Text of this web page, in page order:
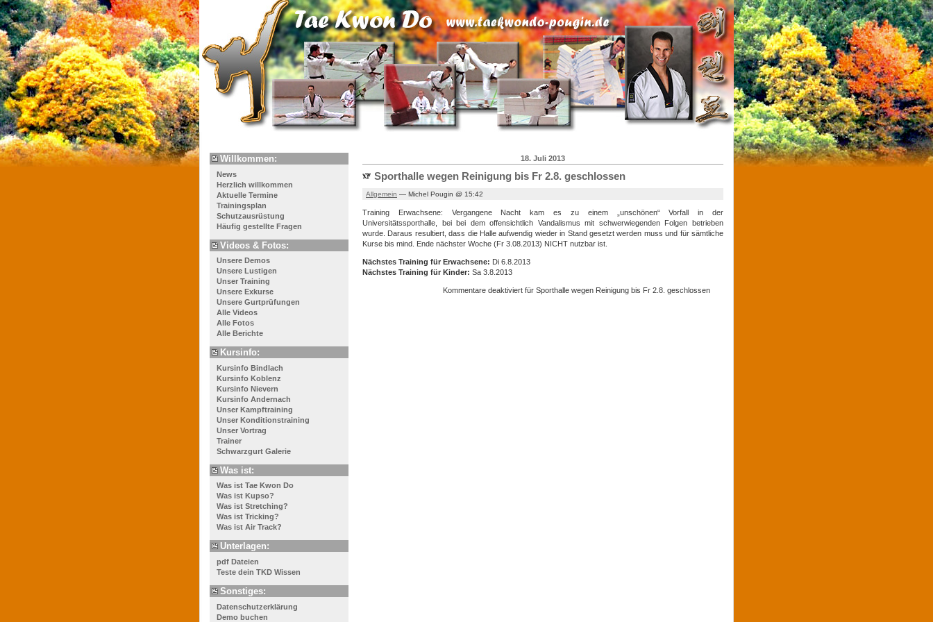
Willkommen:
News
Herzlich willkommen
Aktuelle Termine
Trainingsplan
Schutzausrüstung
Häufig gestellte Fragen
Videos & Fotos:
Unsere Demos
Unsere Lustigen
Unser Training
Unsere Exkurse
Unsere Gurtprüfungen
Alle Videos
Alle Fotos
Alle Berichte
Kursinfo:
Kursinfo Bindlach
Kursinfo Koblenz
Kursinfo Nievern
Kursinfo Andernach
Unser Kampftraining
Unser Konditionstraining
Unser Vortrag
Trainer
Schwarzgurt Galerie
Was ist:
Was ist Tae Kwon Do
Was ist Kupso?
Was ist Stretching?
Was ist Tricking?
Was ist Air Track?
Unterlagen:
pdf Dateien
Teste dein TKD Wissen
Sonstiges:
Datenschutzerklärung
Demo buchen
18. Juli 2013
Sporthalle wegen Reinigung bis Fr 2.8. geschlossen
Allgemein — Michel Pougin @ 15:42
Training Erwachsene: Vergangene Nacht kam es zu einem „unschönen“ Vorfall in der
Universitätssporthalle, bei bei dem offensichtlich Vandalismus mit schwerwiegenden Folgen betrieben
wurde. Daraus resultiert, dass die Halle aufwendig wieder in Stand gesetzt werden muss und für sämtliche
Kurse bis mind. Ende nächster Woche (Fr 3.08.2013) NICHT nutzbar ist.
Nächstes Training für Erwachsene: Di 6.8.2013
Nächstes Training für Kinder: Sa 3.8.2013
Kommentare deaktiviert für Sporthalle wegen Reinigung bis Fr 2.8. geschlossen